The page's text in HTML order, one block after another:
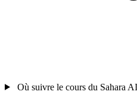
Où suivre le cours du Sahara